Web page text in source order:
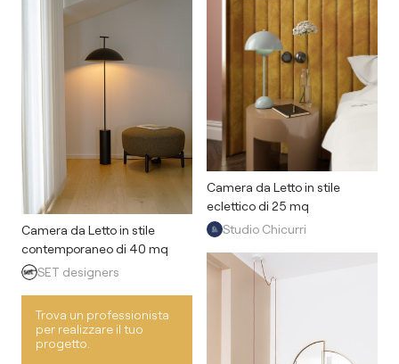
Camera da Letto in stile
contemporaneo di 40 mq
SET designers
Trova un professionista
per realizzare il tuo
progetto.
Camera da Letto in stile
eclettico di 25 mq
Studio Chicurri